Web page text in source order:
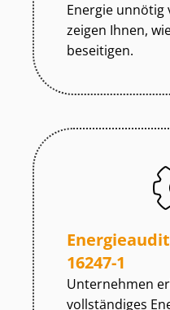
Energie
zeigen Ihnen,
beseitigen.
16247-1
Unternehmen
vollständiges